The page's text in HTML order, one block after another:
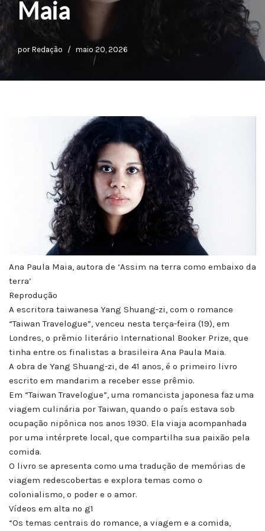
Maia
por Redação maio 20, 2026
Ana Paula Maia, autora de ‘Assim na terra como embaixo da
terra’
Reprodução
A escritora taiwanesa Yang Shuang-zi, com o romance
“Taiwan Travelogue”, venceu nesta terça-feira (19), em
Londres, o prêmio literário International Booker Prize, que
tinha entre os finalistas a brasileira Ana Paula Maia.
A obra de Yang Shuang-zi, de 41 anos, é o primeiro livro
escrito em mandarim a receber esse prêmio.
Em “Taiwan Travelogue”, uma romancista japonesa faz uma
viagem culinária por Taiwan, quando o país estava sob
ocupação nipônica nos anos 1930. Ela viaja acompanhada
por uma intérprete local, que compartilha sua paixão pela
comida.
O livro se apresenta como uma tradução de memórias de
viagem redescobertas e explora temas como o
colonialismo, o poder e o amor.
Vídeos em alta no g1
“Os temas centrais do romance, a viagem e a comida,